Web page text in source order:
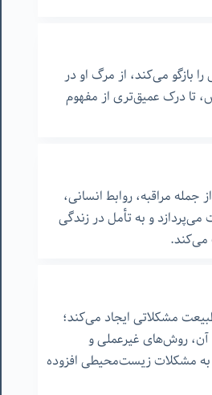
بازگو می‌کند، از مرگ او در
تا درک عمیق‌تری از مفهوم
مراقبه، روابط انسانی،
می‌پردازد و به تأمل در زندگی
مشکلاتی ایجاد می‌کند؛
روش‌های غیرعملی و
به مشکلات زیست‌محیطی افزوده